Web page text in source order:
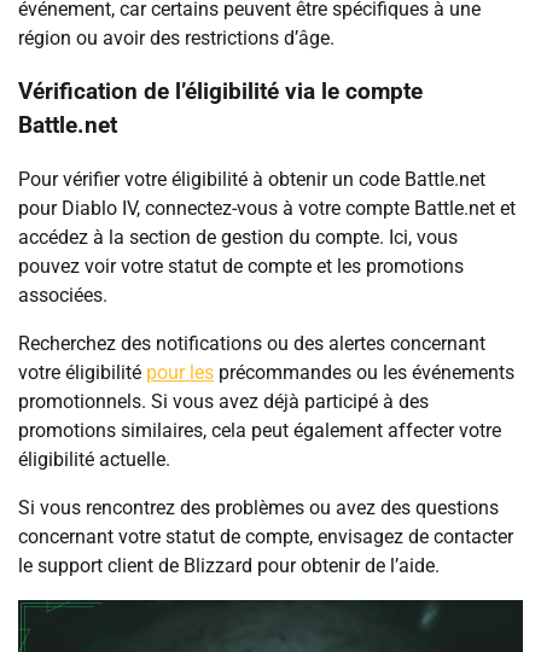
événement, car certains peuvent être spécifiques à une
région ou avoir des restrictions d’âge.
Vérification de l’éligibilité via le compte
Battle.net
Pour vérifier votre éligibilité à obtenir un code Battle.net
pour Diablo IV, connectez-vous à votre compte Battle.net et
accédez à la section de gestion du compte. Ici, vous
pouvez voir votre statut de compte et les promotions
associées.
Recherchez des notifications ou des alertes concernant
votre éligibilité pour les précommandes ou les événements
promotionnels. Si vous avez déjà participé à des
promotions similaires, cela peut également affecter votre
éligibilité actuelle.
Si vous rencontrez des problèmes ou avez des questions
concernant votre statut de compte, envisagez de contacter
le support client de Blizzard pour obtenir de l’aide.